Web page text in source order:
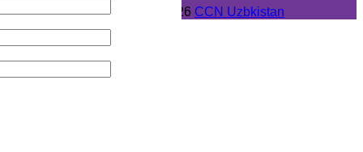
Авторское право © 2018- 2026 CCN Uzbkistan